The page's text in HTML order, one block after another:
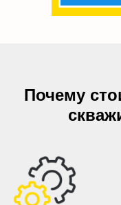
Почему